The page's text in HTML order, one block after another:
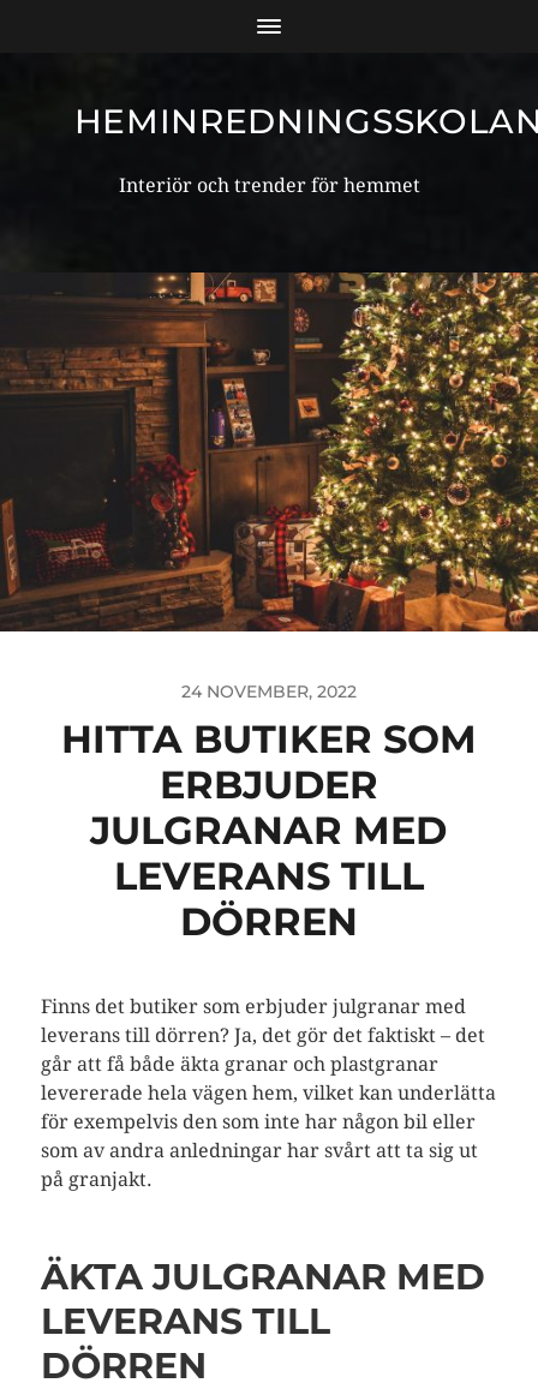
Interiör och trender för hemmet
24 NOVEMBER, 2022
HITTA BUTIKER SOM
ERBJUDER
JULGRANAR MED
LEVERANS TILL
DÖRREN
Finns det butiker som erbjuder julgranar med
leverans till dörren? Ja, det gör det faktiskt – det
går att få både äkta granar och plastgranar
levererade hela vägen hem, vilket kan underlätta
för exempelvis den som inte har någon bil eller
som av andra anledningar har svårt att ta sig ut
på granjakt.
ÄKTA JULGRANAR MED
LEVERANS TILL
DÖRREN